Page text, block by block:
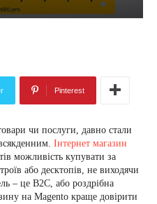
Pinterest
чи послуги, давно стали
Інтернет магазин
можливість купувати за
або десктопів, не виходячи
– це B2C, або роздрібна
на Magento краще довірити